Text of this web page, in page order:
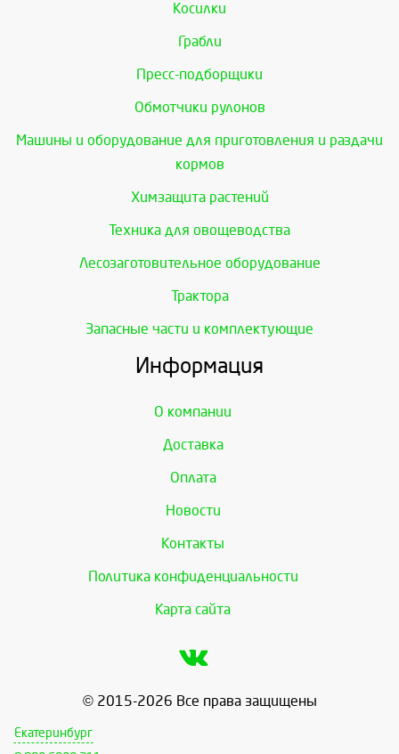
Косилки
Грабли
Пресс-подборщики
Обмотчики рулонов
Машины и оборудование для приготовления и раздачи
кормов
Химзащита растений
Техника для овощеводства
Лесозаготовительное оборудование
Трактора
Запасные части и комплектующие
Информация
О компании
Доставка
Оплата
Новости
Контакты
Политика конфиденциальности
Карта сайта
© 2015-2026 Все права защищены
Екатеринбург